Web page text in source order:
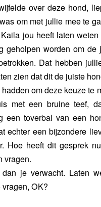
over deze hond,
om met jullie mee te
jou heeft laten
geholpen worden om de
Dat hebben
zien dat dit de juiste
om deze keuze te
met een bruine teef,
een toverbal van een
echter een bijzondere
Hoe heeft dit gesprek
vragen.
je verwacht. Laten
OK?